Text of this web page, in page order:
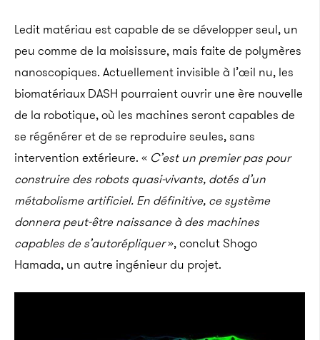
Ledit matériau est capable de se développer seul, un
peu comme de la moisissure, mais faite de polymères
nanoscopiques. Actuellement invisible à l’œil nu, les
biomatériaux DASH pourraient ouvrir une ère nouvelle
de la robotique, où les machines seront capables de
se régénérer et de se reproduire seules, sans
intervention extérieure. « C’est un premier pas pour
construire des robots quasi-vivants, dotés d’un
métabolisme artificiel. En définitive, ce système
donnera peut-être naissance à des machines
capables de s’autorépliquer», conclut Shogo
Hamada, un autre ingénieur du projet.